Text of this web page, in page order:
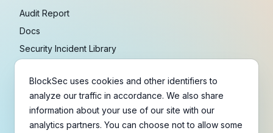
Audit Report
Docs
Security Incident Library
Research
Guides
Crypto Payment Playbook
BlockSec uses cookies and other identifiers to
analyze our traffic in accordance. We also share
information about your use of our site with our
analytics partners. You can choose not to allow some